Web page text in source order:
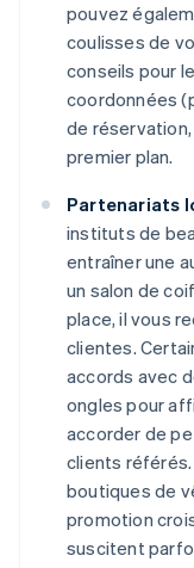
pouvez
coulisses de
conseils pour
coordonnées
de
premier plan.
Partenariats
instituts de
entraîner une
un salon de
place, il vous
clientes.
accords avec
ongles pour
accorder de
clients
boutiques de
promotion
suscitent